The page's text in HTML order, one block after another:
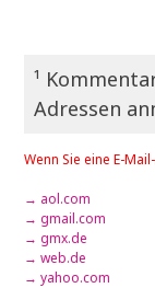
¹
Adressen
Wenn Sie eine E-
→ aol.com
→ gmail.com
→ gmx.de
→ web.de
→ yahoo.com